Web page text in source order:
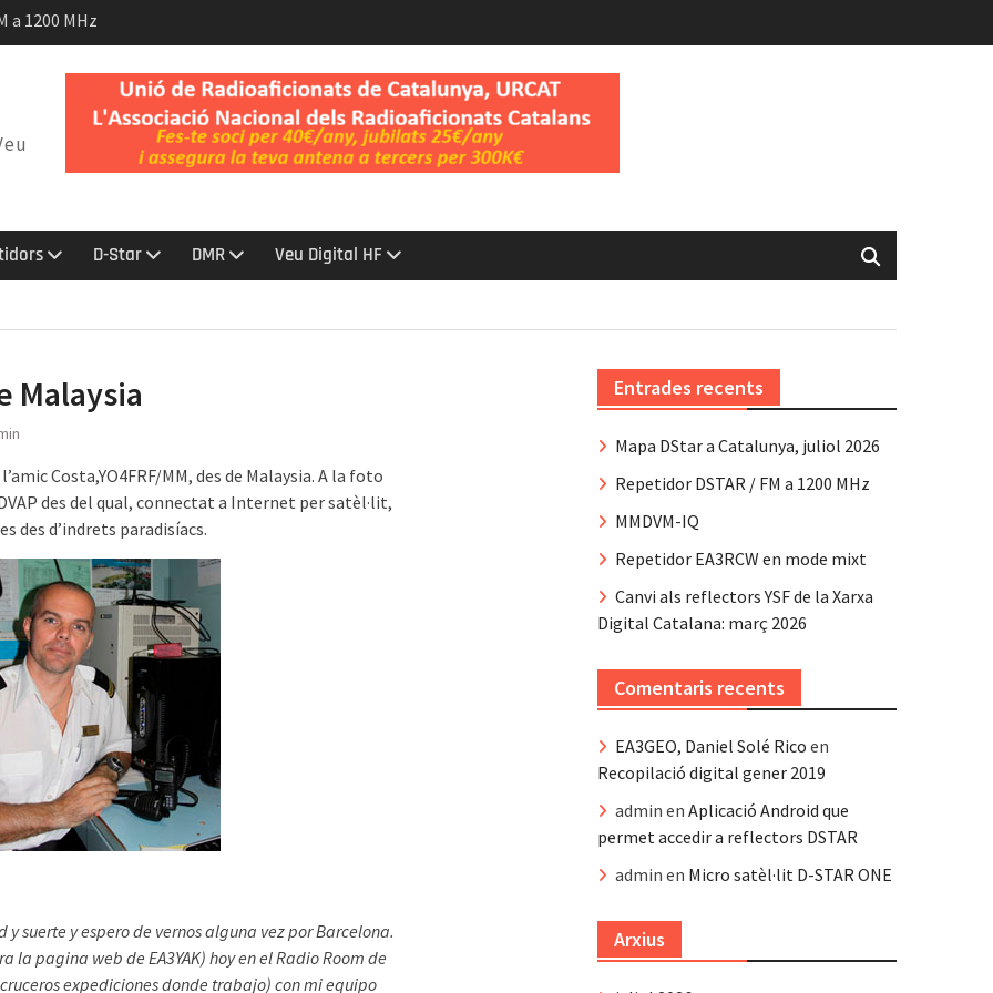
a 1200 MHz
juliol 2026
D-Star DMR Veu Digital HF
Malaysia
Costa,YO4FRF/MM, des de Malaysia. A la foto
des del qual, connectat a Internet per satèl·lit,
des d’indrets paradisíacs.
y suerte y espero de vernos alguna vez por Barcelona.
la pagina web de EA3YAK) hoy en el Radio Room de
expediciones donde trabajo) con mi equipo
Entrades recents
Mapa DStar a Catalunya, juliol 2026
Repetidor DSTAR / FM a 1200 MHz
MMDVM-IQ
Repetidor EA3RCW en mode mixt
Canvi als reflectors YSF de la Xarxa
Digital Catalana: març 2026
Comentaris recents
EA3GEO, Daniel Solé Rico en
Recopilació digital gener 2019
admin en Aplicació Android que
permet accedir a reflectors DSTAR
admin en Micro satèl·lit D-STAR ONE
Arxius